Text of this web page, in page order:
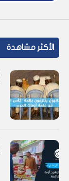
الأكثر مشاهدة